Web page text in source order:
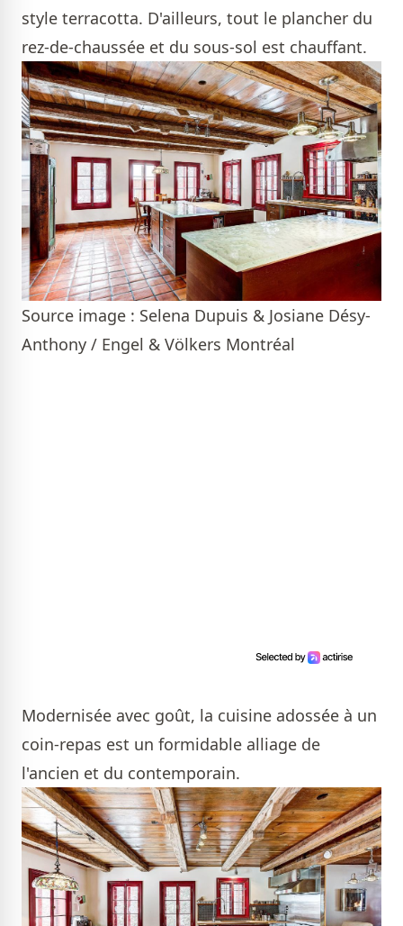
style terracotta. D'ailleurs, tout le plancher du
rez-de-chaussée et du sous-sol est chauffant.
Source image : Selena Dupuis & Josiane Désy-
Anthony / Engel & Völkers Montréal
Modernisée avec goût, la cuisine adossée à un
coin-repas est un formidable alliage de
l'ancien et du contemporain.